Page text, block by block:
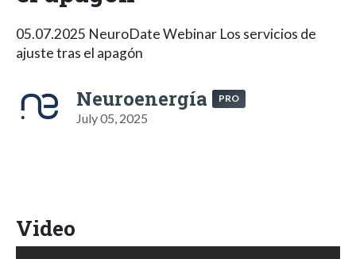
05.07.2025 NeuroDate Webinar Los servicios de
ajuste tras el apagón
Neuroenergía PRO
July 05, 2025
Video